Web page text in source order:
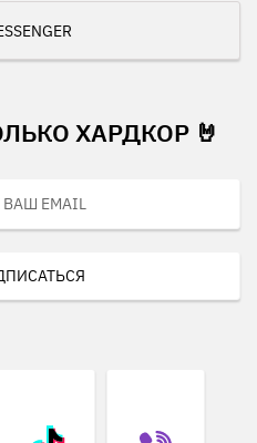
ХАРДКОР 🤘